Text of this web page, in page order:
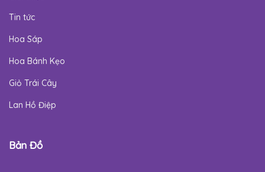
Tin tức
Hoa Sáp
Hoa Bánh Kẹo
Giỏ Trái Cây
Lan Hồ Điệp
Bản Đồ